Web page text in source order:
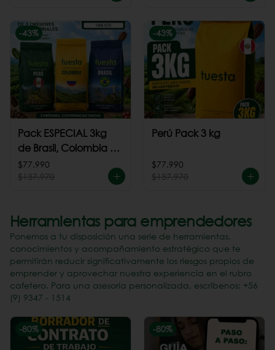
-43%
Pack ESPECIAL 3kg
de Brasil, Colombia +
Perú
$77.990
$137.970
-43%
Perú Pack 3 kg
$77.990
$137.970
Herramientas para emprendedores
Ponemos a tu disposición una serie de herramientas,
conocimientos y acompañamiento estratégico que te
permitirán reducir significativamente los riesgos propios de
emprender y aprovechar nuestra experiencia en el rubro
cafetero. Para una asesoría personalizada, escríbenos: +56
(9) 9347 - 1514
-80% -80%